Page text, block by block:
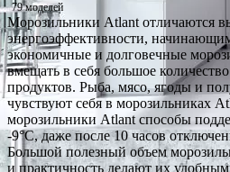
79 моделей
Морозильники Atlant отличаются
энергоэффективности,
экономичные и долговечные
вмещать в себя большое
продуктов. Рыба, мясо, ягоды и
чувствуют себя в морозильниках
морозильники Atlant способы
-9°C, даже после 10 часов
Большой полезный объем
и практичность делают их